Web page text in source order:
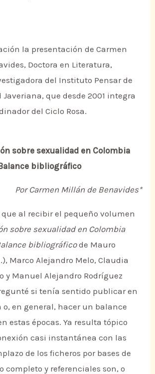
la presentación de Carmen
Doctora en Literatura,
del Instituto Pensar de
que desde 2001 integra
del Ciclo Rosa.
sobre sexualidad en Colombia
bibliográfico
Por Carmen Millán de Benavides*
que al recibir el pequeño volumen
sobre sexualidad en Colombia
bibliográficode Mauro
Marco Alejandro Melo, Claudia
y Manuel Alejandro Rodríguez
si tenía sentido publicar en
o, en general, hacer un balance
estas épocas. Ya resulta tópico
casi instantánea con las
de los ficheros por bases de
completo y referenciales son, o